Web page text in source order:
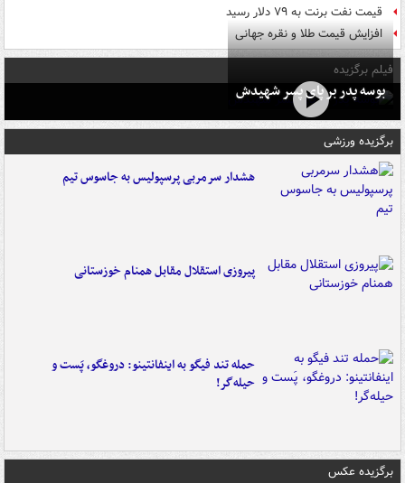
قیمت نفت برنت به ۷۹ دلار رسید
افزایش قیمت طلا و نقره جهانی
فیلم برگزیده
بوسه‌ پدر بر پای پسر شهیدش
برگزیده ورزشی
هشدار سرمربی پرسپولیس به جاسوس تیم
پیروزی استقلال مقابل همنام خوزستانی
حمله تند فیگو به اینفانتینو: دروغگو، پَست‌ و
حیله‌گر!
برگزیده عکس